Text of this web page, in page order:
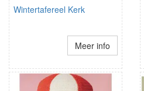
Wintertafereel Kerk
Meer info